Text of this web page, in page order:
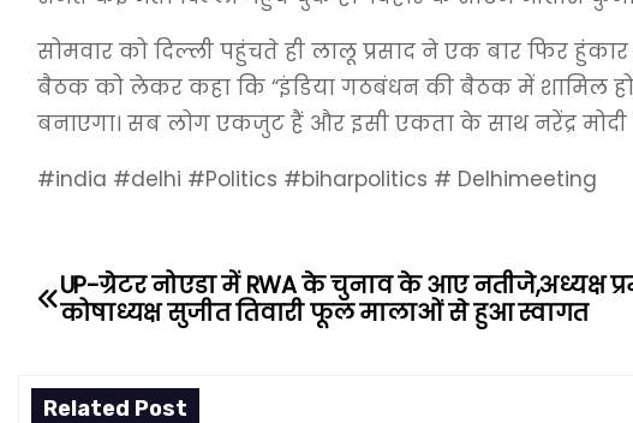
सोमवार को दिल्ली पहुंचते ही लालू प्रसाद ने एक बार फिर
बैठक को लेकर कहा कि “इंडिया गठबंधन की बैठक में शामिल
बनाएगा। सब लोग एकजुट हैं और इसी एकता के साथ नरेंद्र
#india #delhi #Politics #biharpolitics # Delhimeeting
P
s
UP-ग्रेटर नोएडा में RWA के चुनाव के आए नतीजे,अध्यक्ष
कोषाध्यक्ष सुजीत तिवारी फूल मालाओं से हुआ स्वागत
Related Post